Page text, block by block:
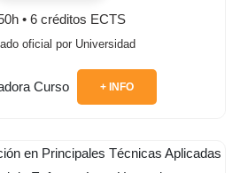
• 6 créditos ECTS
oficial por Universidad
+ INFO